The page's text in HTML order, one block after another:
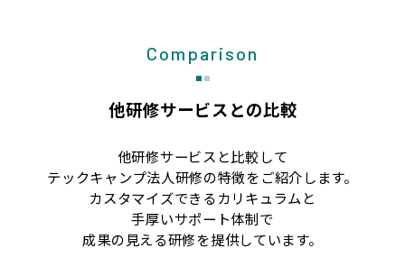
Comparison
他研修サービスとの比較
他研修サービスと比較して
テックキャンプ法人研修の特徴をご紹介します。
カスタマイズできるカリキュラムと
手厚いサポート体制で
成果の見える研修を提供しています。